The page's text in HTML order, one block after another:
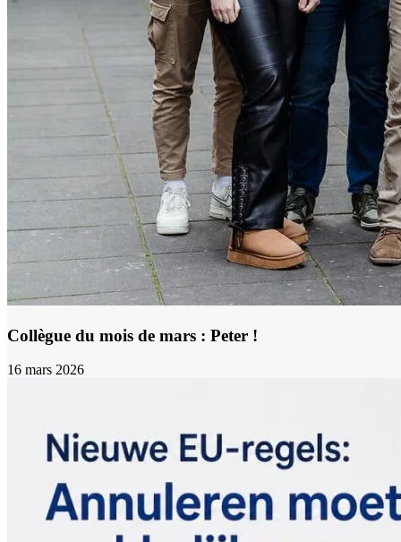
Collègue du mois de mars : Peter !
16 mars 2026